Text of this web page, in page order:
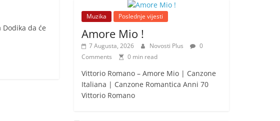
da će
Muzika Poslednje vijesti
Amore Mio !
7 Augusta, 2026 Novosti Plus
0
Comments
0 min read
Vittorio Romano – Amore Mio | Canzone
Italiana | Canzone Romantica Anni 70
Vittorio Romano